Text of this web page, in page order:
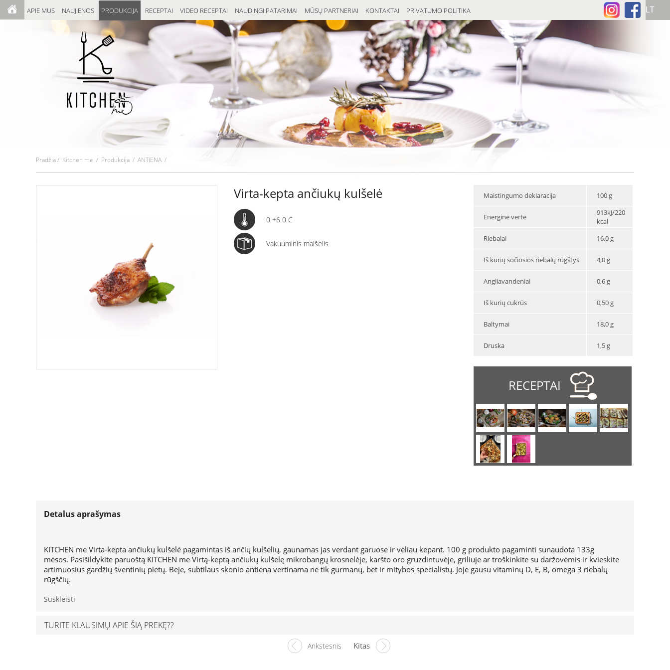
APIE MUS NAUJIENOS PRODUKCIJA RECEPTAI VIDEO RECEPTAI NAUDINGI PATARIMAI MŪSŲ PARTNERIAI KONTAKTAI PRIVATUMO POLITIKA
Pradžia/ Kitchen me / Produkcija / ANTIENA /
Virta-kepta ančiukų kulšelė
0 +6 0 C
Vakuuminis maišelis
Maistingumo deklaracija 100 g
Energinė vertė
913kJ/220
kcal
Riebalai
16,0 g
Iš kurių sočiosios riebalų rūgštys 4,0 g
Angliavandeniai 0,6 g
Iš kurių cukrūs 0,50 g
Baltymai 18,0 g
Druska 1,5 g
RECEPTAI
Detalus aprašymas
KITCHEN me Virta-kepta ančiukų kulšelė pagamintas iš ančių kulšelių, gaunamas jas verdant garuose ir vėliau kepant. 100 g produkto pagaminti sunaudota 133g
mėsos. Pasišildykite paruoštą KITCHEN me Virtą-keptą ančiukų kulšelę mikrobangų krosnelėje, karšto oro gruzdintuvėje, griliuje ar troškinkite su daržovėmis ir kvieskite
artimuosius gardžių šventinių pietų. Beje, subtilaus skonio antiena vertinama ne tik gurmanų, bet ir mitybos specialistų. Joje gausu vitaminų D, E, B, omega 3 riebalų
rūgščių.
Suskleisti
TURITE KLAUSIMŲ APIE ŠIĄ PREKĘ??
Ankstesnis Kitas